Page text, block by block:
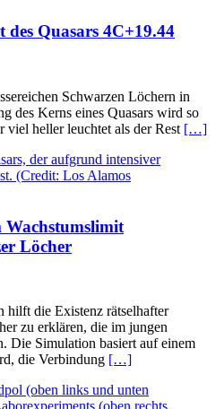
des Quasars 4C+19.44
Schwarzen Löchern in
des Kerns eines Quasars wird so
viel heller leuchtet als der Rest […]
Wachstumslimit
Löcher
hilft die Existenz rätselhafter
zu erklären, die im jungen
Die Simulation basiert auf einem
die Verbindung […]